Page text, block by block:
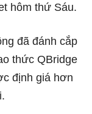
hôm thứ Sáu.
đã đánh cắp
thức QBridge
định giá hơn